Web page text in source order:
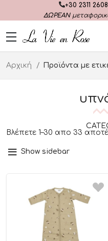
+30 2311
ΔΩΡΕΑΝ
Αρχική Προϊόντα με
Βλέπετε 1–30 απο 33
Show sidebar